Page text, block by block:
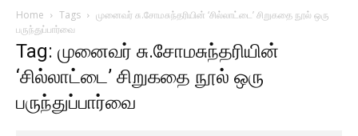
Home Tags
முனைவர் சு.சோமசுந்தரியின் ‘சில்லாட்டை’ சிறுகதை நூல் ஒரு
பருந்துப்பார்வை
Tag: முனைவர் சு.சோமசுந்தரியின்
‘சில்லாட்டை’ சிறுகதை நூல் ஒரு
பருந்துப்பார்வை